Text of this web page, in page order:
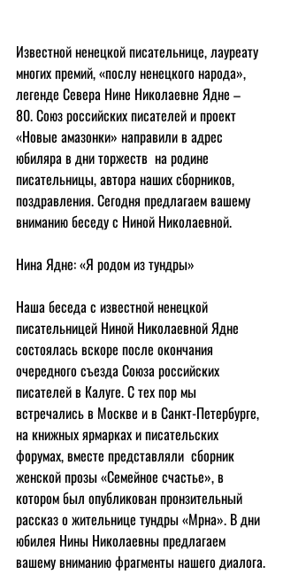
Известной ненецкой писательнице, лауреату
многих премий, «послу ненецкого народа»,
легенде Севера Нине Николаевне Ядне –
80. Союз российских писателей и проект
«Новые амазонки» направили в адрес
юбиляра в дни торжеств  на родине
писательницы, автора наших сборников,
поздравления. Сегодня предлагаем вашему
вниманию беседу с Ниной Николаевной.
Нина Ядне: «Я родом из тундры»
Наша беседа с известной ненецкой
писательницей Ниной Николаевной Ядне
состоялась вскоре после окончания
очередного съезда Союза российских
писателей в Калуге. С тех пор мы
встречались в Москве и в Санкт-Петербурге,
на книжных ярмарках и писательских
форумах, вместе представляли  сборник
женской прозы «Семейное счастье», в
котором был опубликован пронзительный
рассказ о жительнице тундры «Мрна». В дни
юбилея Нины Николаевны предлагаем
вашему вниманию фрагменты нашего диалога.